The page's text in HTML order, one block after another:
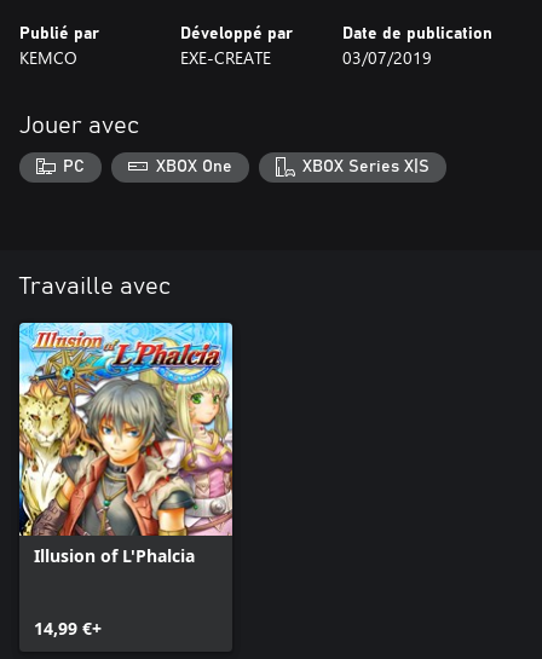
Publié par
KEMCO
Développé par
EXE-CREATE
Date de publication
03/07/2019
Jouer avec
PC XBOX One XBOX Series X|S
Travaille avec
Illusion of L'Phalcia
14,99 €+